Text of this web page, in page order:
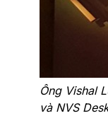
Ông Vishal
và NVS